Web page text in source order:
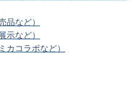
など）
示など）
カコラボなど）